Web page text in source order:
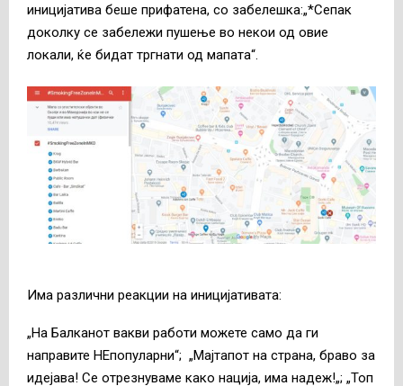
иницијатива беше прифатена, со забелешка:„*Сепак
доколку се забележи пушење во некои од овие
локали, ќе бидат тргнати од мапата“.
Има различни реакции на иницијативата:
„На Балканот вакви работи можете само да ги
направите НЕпопуларни“; „Мајтапот на страна, браво за
идејава! Се отрезнуваме како нација, има надеж!„; „Топ